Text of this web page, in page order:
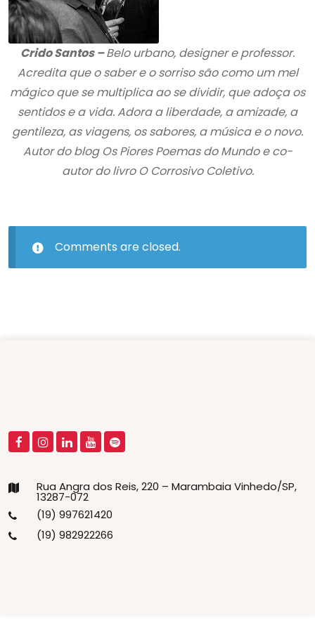
Crido Santos –Belo urbano, designer e professor.
Acredita que o saber e o sorriso são como um mel
mágico que se multiplica ao se dividir, que adoça os
sentidos e a vida. Adora a liberdade, a amizade, a
gentileza, as viagens, os sabores, a música e o novo.
Autor do blog Os Piores Poemas do Mundo e co-
autor do livro O Corrosivo Coletivo.
Comments are closed.
Rua Angra dos Reis, 220 – Marambaia Vinhedo/SP,
13287-072
(19) 997621420
(19) 982922266